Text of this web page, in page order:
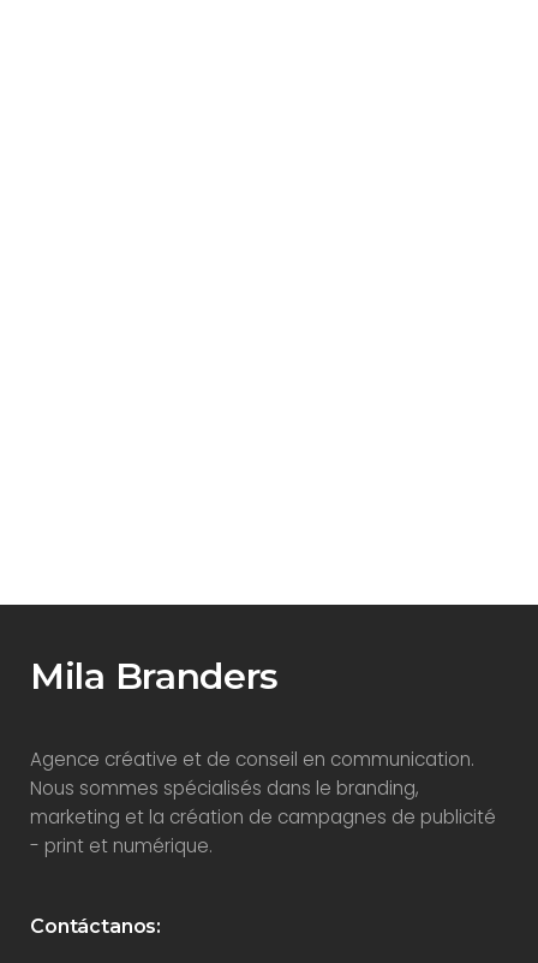
Mila Branders
Agence créative et de conseil en communication.
Nous sommes spécialisés dans le branding,
marketing et la création de campagnes de publicité
- print et numérique.
Contáctanos: